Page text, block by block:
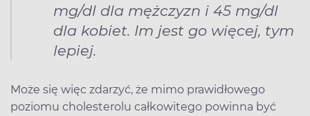
mg/dl dla mężczyzn i 45 mg/dl
dla kobiet. Im jest go więcej, tym
lepiej.
Może się więc zdarzyć, że mimo prawidłowego
poziomu cholesterolu całkowitego powinna być